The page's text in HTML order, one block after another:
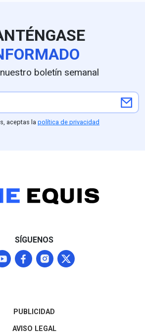
boletín semanal
aceptas la política de privacidad
SÍGUENOS
PUBLICIDAD
AVISO LEGAL